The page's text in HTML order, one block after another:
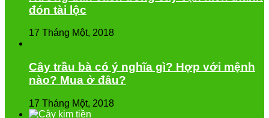
đón tài lộc
17 Tháng Một, 2018
Cây trầu bà có ý nghĩa gì? Hợp với mệnh
nào? Mua ở đâu?
17 Tháng Một, 2018